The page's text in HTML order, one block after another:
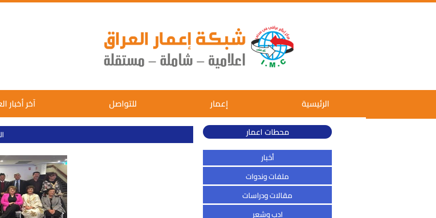
آخر أخبار للتواصل إعمار الرئيسية
محطات اعمار
أخبار
ملفات وندوات
مقالات ودراسات
ادب وشعر